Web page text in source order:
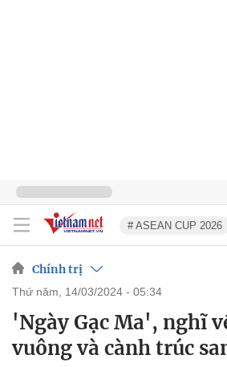
# ASEAN CUP 2026
Chính trị
thứ năm, 14/03/2024 - 05:34
'Ngày Gạc Ma', nghĩ
vuông và cành trúc